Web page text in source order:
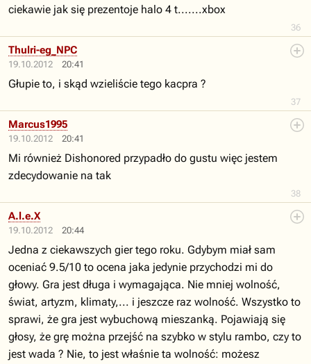
36
ciekawie jak się prezentoje halo 4 t.......xbox
19.10.2012 20:41
37
Thulri-eg_NPC
Głupie to, i skąd wzieliście tego kacpra ?
19.10.2012 20:41
38
Marcus1995
Mi również Dishonored przypadło do gustu więc jestem
zdecydowanie na tak
19.10.2012 20:44
A.l.e.X
Jedna z ciekawszych gier tego roku. Gdybym miał sam
oceniać 9.5/10 to ocena jaka jedynie przychodzi mi do
głowy. Gra jest długa i wymagająca. Nie mniej wolność,
świat, artyzm, klimaty,... i jeszcze raz wolność. Wszystko to
sprawi, że gra jest wybuchową mieszanką. Pojawiają się
głosy, że grę można przejść na szybko w stylu rambo, czy to
jest wada ? Nie, to jest właśnie ta wolność: możesz